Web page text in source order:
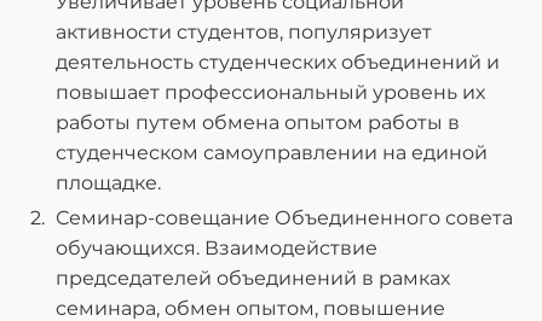
активности студентов, популяризует
деятельность студенческих объединений и
повышает профессиональный уровень их
работы путем обмена опытом работы в
студенческом самоуправлении на единой
площадке.
Семинар-совещание Объединенного совета
обучающихся. Взаимодействие
председателей объединений в рамках
семинара, обмен опытом, повышение